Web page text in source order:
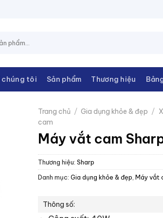
CHÂU
chúng tôi Sản phẩm Thương hiệu
Trang chủ / Gia dụng khỏe & đẹp /
cam
Máy vắt cam
Thương hiệu: Sharp
Danh mục: Gia dụng khỏe & đẹp Máy vắt
Thông số: